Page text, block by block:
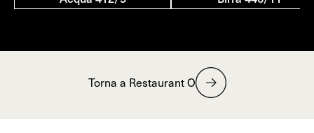
Torna a Restaurant O